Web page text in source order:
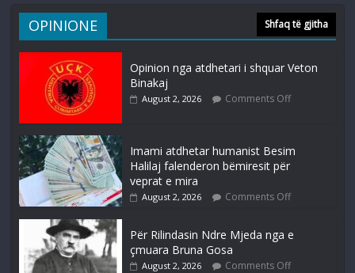
OPINIONE Shfaq të gjitha
Opinion nga atdhetari i shquar Veton
Binakaj
August 2, 2026 Comments Off
Imami atdhetar humanist Besim
Halilaj falenderon bëmiresit për
veprat e mira
August 2, 2026 Comments Off
Për Rilindasin Ndre Mjeda nga e
çmuara Bruna Gosa
August 2, 2026 Comments Off